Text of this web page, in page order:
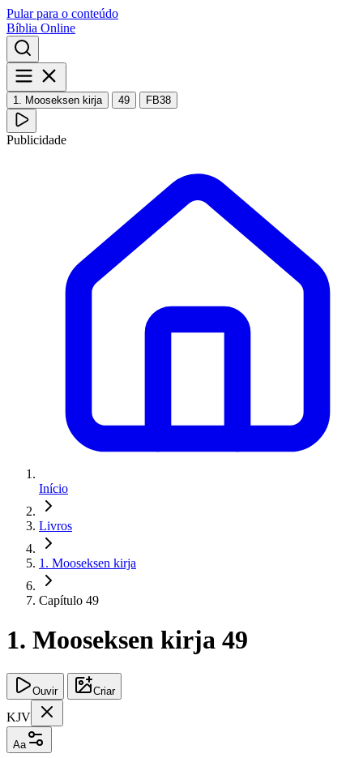
Pular para o conteúdo
Bíblia Online
1. Mooseksen kirja 49 FB38
Publicidade
Início
Livros
1. Mooseksen kirja
Capítulo 49
1. Mooseksen kirja 49
Ouvir Criar
KJV
Aa